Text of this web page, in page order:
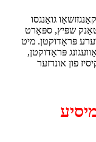
קאַנגזזשאָו גואַנגסו E- האַנדל קאָו, לטד דער הויפּט דילז אין
טאַנק שפּיץ, ספּאָרט
פּראָדוקטן. מיט
פּראָדוקטן,
פון אונדזער